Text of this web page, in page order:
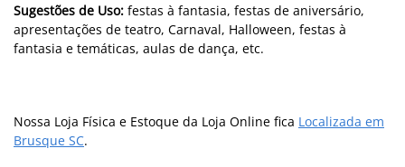
Sugestões de Uso: festas à fantasia, festas de aniversário,
apresentações de teatro, Carnaval, Halloween, festas à
fantasia e temáticas, aulas de dança, etc.
Nossa Loja Física e Estoque da Loja Online fica Localizada em
Brusque SC.